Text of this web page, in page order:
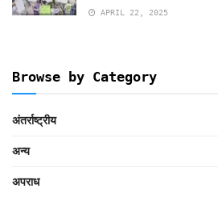
APRIL 22, 2025
Browse by Category
अंतर्राष्ट्रीय
अन्य
अपराध